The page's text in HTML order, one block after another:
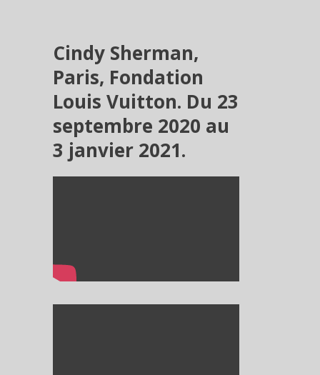
Cindy Sherman,
Paris, Fondation
Louis Vuitton. Du 23
septembre 2020 au
3 janvier 2021.